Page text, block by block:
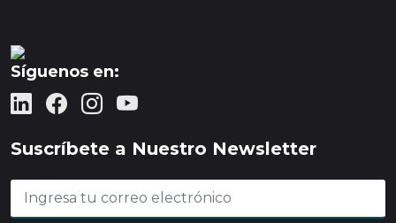
Síguenos en:
Suscríbete a Nuestro Newsletter